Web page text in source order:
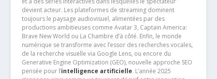
devient acteur. Les plateformes de streaming dominent
toujours le paysage audiovisuel, alimentées par des
productions ambitieuses comme Avatar 3, Captain America:
Brave New World ou La Chambre d’à côté. Enfin, le monde
numérique se transforme avec l’essor des recherches vocales,
de la recherche visuelle via Google Lens, ou encore du
Generative Engine Optimization (GEO), nouvelle approche SEO
pensée pour l’intelligence artificielle. L’année 2025